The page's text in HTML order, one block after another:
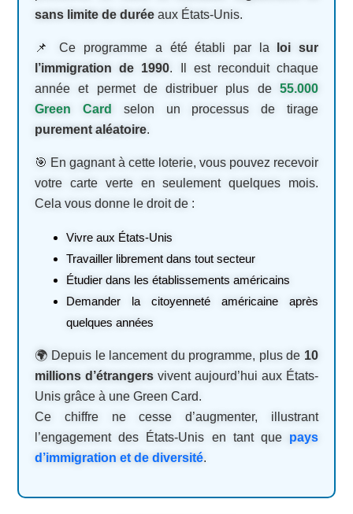
sans limite de durée aux États-Unis.
📌 Ce programme a été établi par la
loi sur
l’immigration de 1990. Il est reconduit chaque
année et permet de distribuer plus de 55.000
Green Card
selon un processus de tirage
purement aléatoire.
🎯 En gagnant à cette loterie, vous pouvez recevoir
votre carte verte en seulement quelques mois.
Cela vous donne le droit de :
Vivre aux États-Unis
Travailler librement dans tout secteur
Étudier dans les établissements américains
Demander la citoyenneté américaine après
quelques années
🌍 Depuis le lancement du programme, plus de 10
millions d’étrangers vivent aujourd’hui aux États-
Unis grâce à une Green Card.
Ce chiffre ne cesse d’augmenter, illustrant
l’engagement des États-Unis en tant que pays
d’immigration et de diversité.